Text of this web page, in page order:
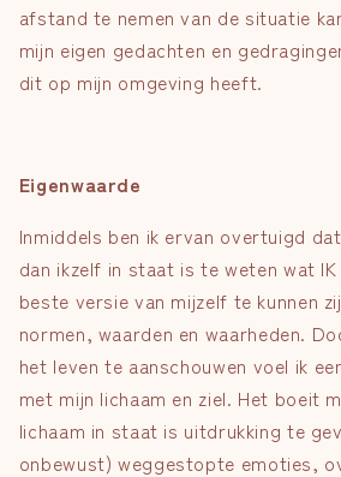
afstand te nemen van de situatie
mijn eigen gedachten en
dit op mijn omgeving heeft.
Eigenwaarde
Inmiddels ben ik ervan overtuigd
dan ikzelf in staat is te weten wat
beste versie van mijzelf te kunnen
normen, waarden en waarheden.
het leven te aanschouwen voel ik
met mijn lichaam en ziel. Het boeit
lichaam in staat is uitdrukking te
onbewust) weggestopte emoties,